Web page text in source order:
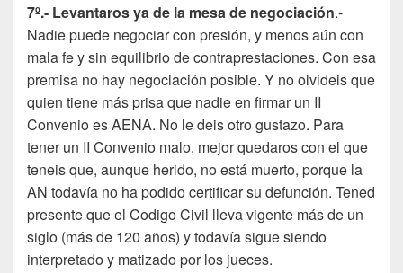
7º.- Levantaros ya de la mesa de negociación.-
Nadie puede negociar con presión, y menos aún con
mala fe y sin equilibrio de contraprestaciones. Con esa
premisa no hay negociación posible. Y no olvideis que
quien tiene más prisa que nadie en firmar un II
Convenio es AENA. No le deis otro gustazo. Para
tener un II Convenio malo, mejor quedaros con el que
teneis que, aunque herido, no está muerto, porque la
AN todavía no ha podido certificar su defunción. Tened
presente que el Codigo Civil lleva vigente más de un
siglo (más de 120 años) y todavía sigue siendo
interpretado y matizado por los jueces.